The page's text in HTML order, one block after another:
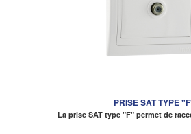
PRISE SAT TYPE
La prise SAT type "F" permet de